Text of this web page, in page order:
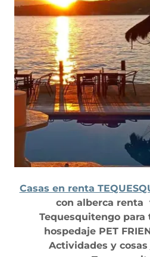
Casas en renta
con alberca renta
Tequesquitengo
hospedaje PET
Actividades y cosas